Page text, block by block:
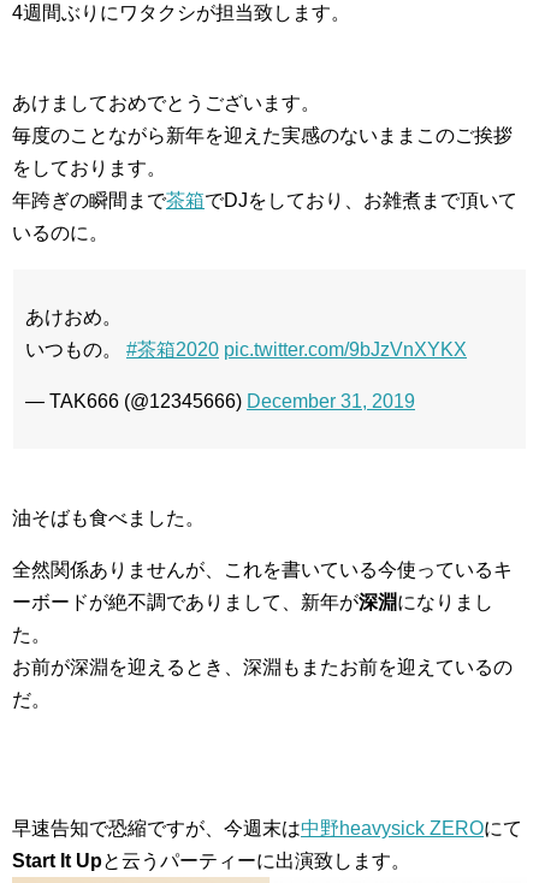
4週間ぶりにワタクシが担当致します。
あけましておめでとうございます。
毎度のことながら新年を迎えた実感のないままこのご挨拶
をしております。
年跨ぎの瞬間まで茶箱でDJをしており、お雑煮まで頂いて
いるのに。
あけおめ。
いつもの。 #茶箱2020 pic.twitter.com/9bJzVnXYKX
— TAK666 (@12345666) December 31, 2019
油そばも食べました。
全然関係ありませんが、これを書いている今使っているキ
ーボードが絶不調でありまして、新年が深淵になりまし
た。
お前が深淵を迎えるとき、深淵もまたお前を迎えているの
だ。
早速告知で恐縮ですが、今週末は中野heavysick ZEROにて
Start It Upと云うパーティーに出演致します。